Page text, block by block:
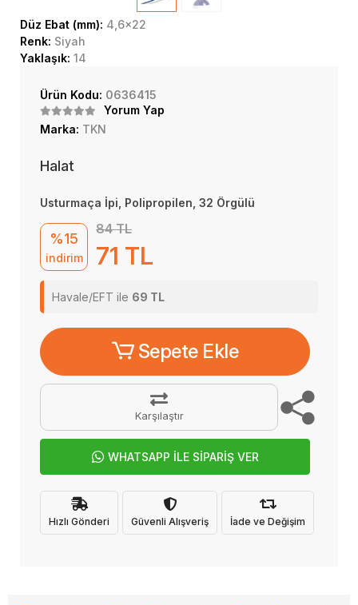
Düz Ebat (mm): 4,6x22
Renk: Siyah
Yaklaşık: 14
Ürün Kodu: 0636415
Yorum Yap
Marka: TKN
Halat
Usturmaça İpi, Polipropilen, 32 Örgülü
%15
indirim
84 TL
71 TL
Havale/EFT ile 69 TL
Sepete Ekle
Karşılaştır
WHATSAPP İLE SİPARİŞ VER
Hızlı Gönderi Güvenli Alışveriş İade ve Değişim